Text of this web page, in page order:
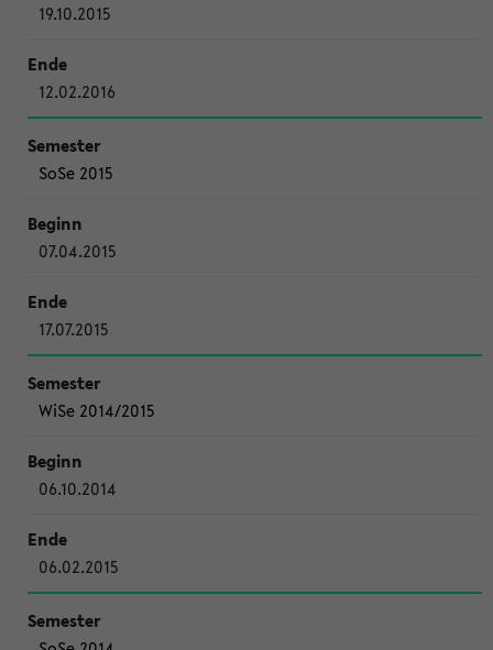
19.10.2015
12.02.2016
SoSe 2015
07.04.2015
17.07.2015
WiSe 2014/2015
06.10.2014
06.02.2015